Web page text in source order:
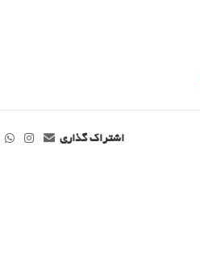
اشتراک گذاری